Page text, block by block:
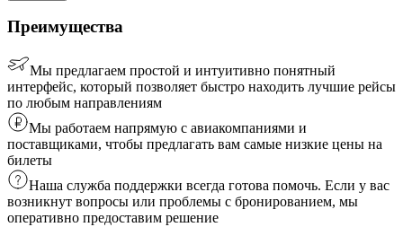
Преимущества
Мы предлагаем простой и интуитивно понятный
интерфейс, который позволяет быстро находить лучшие рейсы
по любым направлениям
Мы работаем напрямую с авиакомпаниями и
поставщиками, чтобы предлагать вам самые низкие цены на
билеты
Наша служба поддержки всегда готова помочь. Если у вас
возникнут вопросы или проблемы с бронированием, мы
оперативно предоставим решение